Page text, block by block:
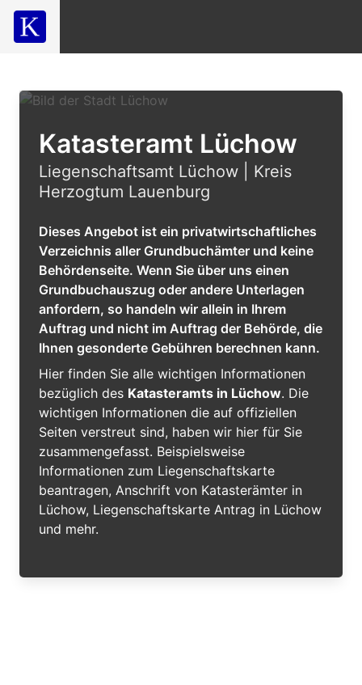
Katasteramt Lüchow
Liegenschaftsamt Lüchow | Kreis
Herzogtum Lauenburg
Dieses Angebot ist ein privatwirtschaftliches
Verzeichnis aller Grundbuchämter und keine
Behördenseite. Wenn Sie über uns einen
Grundbuchauszug oder andere Unterlagen
anfordern, so handeln wir allein in Ihrem
Auftrag und nicht im Auftrag der Behörde, die
Ihnen gesonderte Gebühren berechnen kann.
Hier finden Sie alle wichtigen Informationen
bezüglich des Katasteramts in Lüchow. Die
wichtigen Informationen die auf offiziellen
Seiten verstreut sind, haben wir hier für Sie
zusammengefasst. Beispielsweise
Informationen zum Liegenschaftskarte
beantragen, Anschrift von Katasterämter in
Lüchow, Liegenschaftskarte Antrag in Lüchow
und mehr.